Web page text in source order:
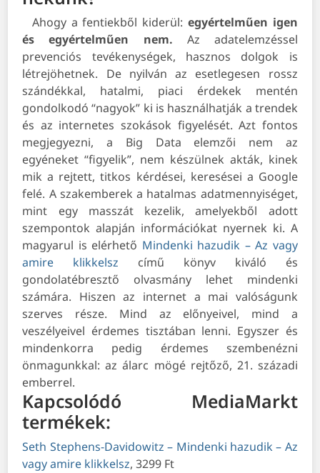
Ahogy a fentiekből kiderül:egyértelműen igen
és egyértelműen nem. Az adatelemzéssel
prevenciós tevékenységek, hasznos dolgok is
létrejöhetnek. De nyilván az esetlegesen rossz
szándékkal, hatalmi, piaci érdekek mentén
gondolkodó “nagyok” ki is használhatják a trendek
és az internetes szokások figyelését. Azt fontos
megjegyezni, a Big Data elemzői nem az
egyéneket “figyelik”, nem készülnek akták, kinek
mik a rejtett, titkos kérdései, keresései a Google
felé. A szakemberek a hatalmas adatmennyiséget,
mint egy masszát kezelik, amelyekből adott
szempontok alapján információkat nyernek ki. A
magyarul is elérhető Mindenki hazudik – Az vagy
amire klikkelsz című könyv kiváló és
gondolatébresztő olvasmány lehet mindenki
számára. Hiszen az internet a mai valóságunk
szerves része. Mind az előnyeivel, mind a
veszélyeivel érdemes tisztában lenni. Egyszer és
mindenkorra pedig érdemes szembenézni
önmagunkkal: az álarc mögé rejtőző, 21. századi
emberrel.
Kapcsolódó MediaMarkt
termékek:
Seth Stephens-Davidowitz – Mindenki hazudik – Az
vagy amire klikkelsz, 3299 Ft